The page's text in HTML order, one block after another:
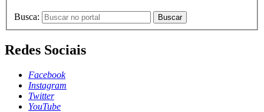
Busca: Buscar
Redes Sociais
Facebook
Instagram
Twitter
YouTube